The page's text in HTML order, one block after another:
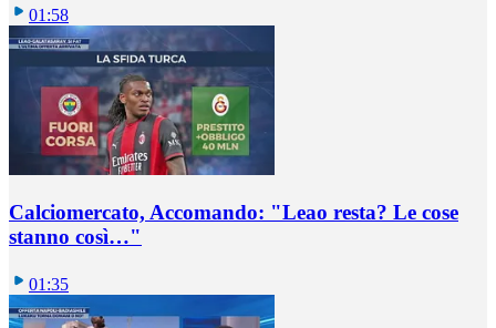
01:58
Calciomercato, Accomando: "Leao resta? Le cose
stanno così…"
01:35